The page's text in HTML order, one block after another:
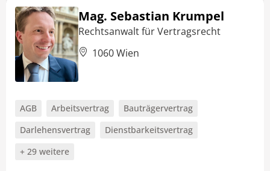
Mag. Sebastian Krumpel
Rechtsanwalt für Vertragsrecht
1060 Wien
AGB Arbeitsvertrag
Bauträgervertrag
Darlehensvertrag
Dienstbarkeitsvertrag
+ 29 weitere